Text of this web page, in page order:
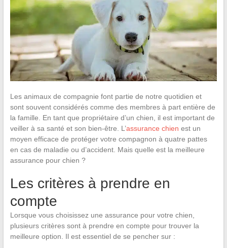
Les animaux de compagnie font partie de notre quotidien et
sont souvent considérés comme des membres à part entière de
la famille. En tant que propriétaire d’un chien, il est important de
veiller à sa santé et son bien-être. L’assurance chien est un
moyen efficace de protéger votre compagnon à quatre pattes
en cas de maladie ou d’accident. Mais quelle est la meilleure
assurance pour chien ?
Les critères à prendre en
compte
Lorsque vous choisissez une assurance pour votre chien,
plusieurs critères sont à prendre en compte pour trouver la
meilleure option. Il est essentiel de se pencher sur :